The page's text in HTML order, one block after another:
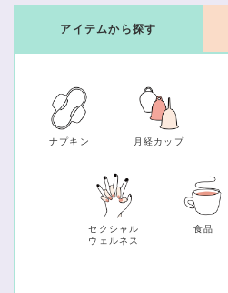
アイテムから探す
ナプキン 月経カップ
セクシャル
ウェルネス
食品